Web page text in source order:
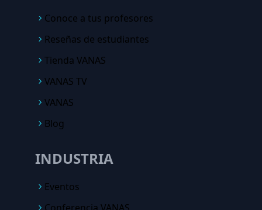
Conoce a tus profesores
Reseñas de estudiantes
Tienda VANAS
VANAS TV
VANAS
Blog
INDUSTRIA
Eventos